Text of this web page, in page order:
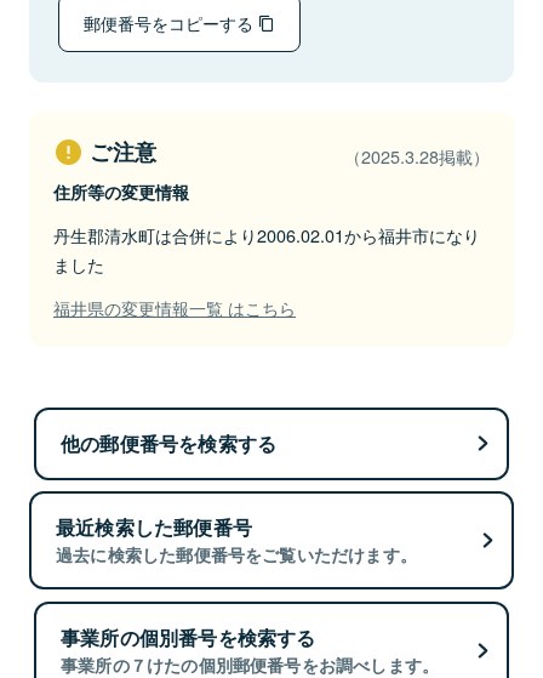
郵便番号をコピーする
ご注意 （2025.3.28掲載）
住所等の変更情報
丹生郡清水町は合併により2006.02.01から福井市になり
ました
福井県の変更情報一覧 はこちら
他の郵便番号を検索する
最近検索した郵便番号
過去に検索した郵便番号をご覧いただけます。
事業所の個別番号を検索する
事業所の７けたの個別郵便番号をお調べします。